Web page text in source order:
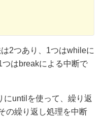
2つあり、1つはwhileに
はbreakによる中断で
untilを使って、繰り返
の繰り返し処理を中断